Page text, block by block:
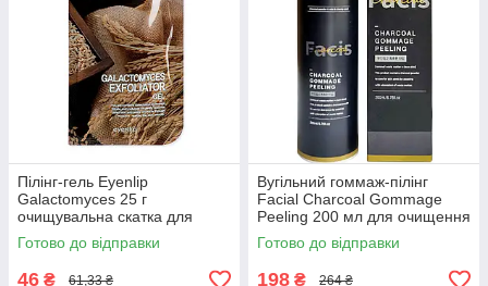
Пілінг-гель Eyenlip
Galactomyces 25 г
очищувальна скатка для
жирної проблемної шкіри від
висипань Айнліп
Готово до відправки
46 ₴ 61,33 ₴
Вугільний гоммаж-пілінг
Facial Charcoal Gommage
Peeling 200 мл для очищення
пор від чорних цяток Ладор
Готово до відправки
198 ₴ 264 ₴